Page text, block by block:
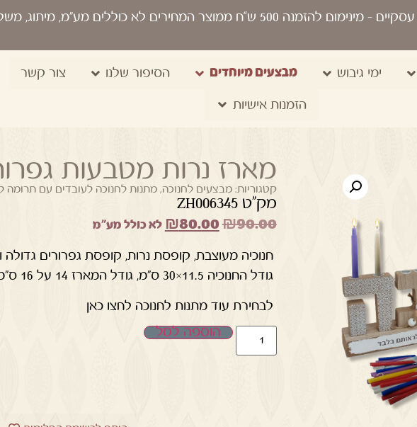
עסקיים- מינימום להזמנה 500 ש“ח ממוצר המחירים לא כוללים מע"מ, מיתוג, משלוח, שקיות נשיאה
ימי גיבוש מבצעים מיוחדים הסיפור שלנו צור קשר
הזמנות אישיות
מארז נרות מטבעות
קטגוריות: מבצעים לחנוכה,מתנות לחנוכה לעובדים עם תרומה
מק"ט ZH006345
₪90.00
₪80.00 לא כולל מע"מ
חנוכיה מעוצבת, קופסת נרות, קופסת גפרורים גדולה ו-12 מטבעות
גודל החנוכיה 11.5×30 ס"מ, גודל המארז 14 על 16 ס”מ
לבחירת עוד מתנות לחנוכה לחצו כאן
הוספה לסל